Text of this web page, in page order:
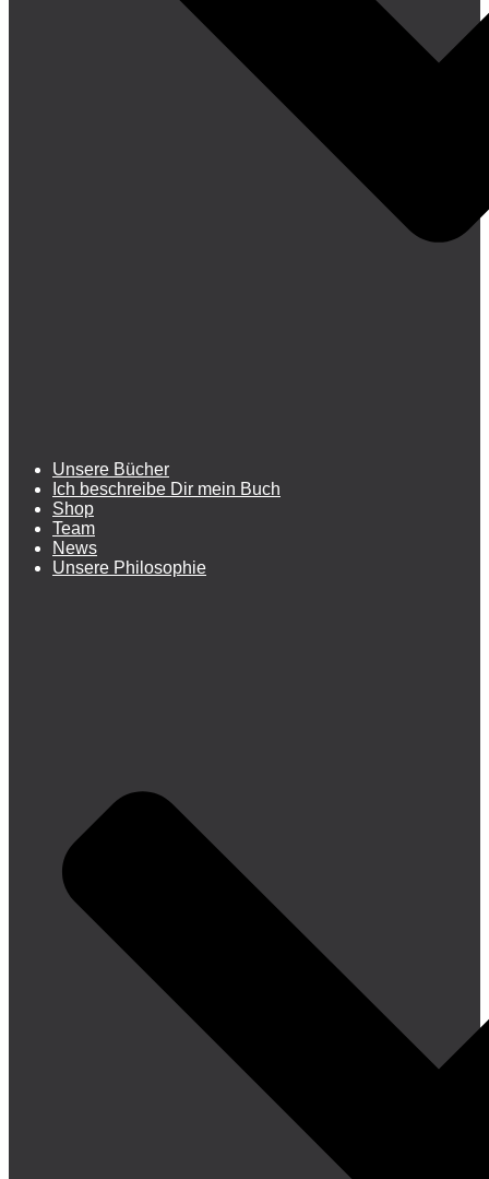
Unsere Bücher
Ich beschreibe Dir mein Buch
Shop
Team
News
Unsere Philosophie